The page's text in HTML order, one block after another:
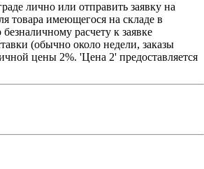
лично или отправить заявку на
товара имеющегося на складе в
расчету к заявке
(обычно около недели, заказы
цены 2%. 'Цена 2' предоставляется